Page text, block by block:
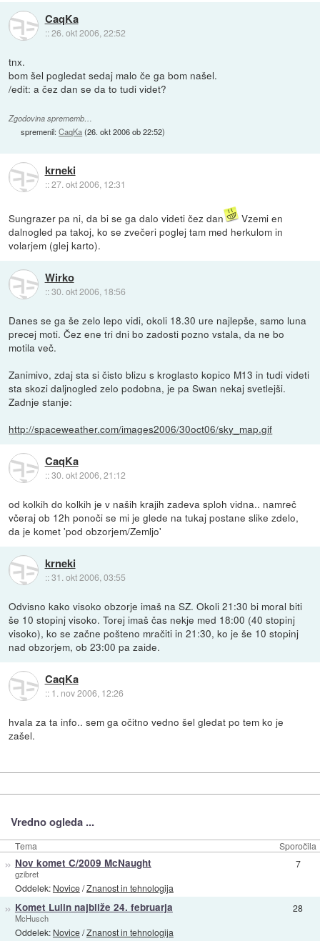
CaqKa
::26. okt 2006, 22:52
tnx.
bom šel pogledat sedaj malo če ga bom našel.
/edit: a čez dan se da to tudi videt?
Zgodovina sprememb…
spremenil:CaqKa(26. okt 2006 ob 22:52)
krneki
::27. okt 2006, 12:31
Sungrazer pa ni, da bi se ga dalo videti čez dan
Vzemi en
dalnogled pa takoj, ko se zvečeri poglej tam med herkulom in
volarjem (glej karto).
Wirko
::30. okt 2006, 18:56
Danes se ga še zelo lepo vidi, okoli 18.30 ure najlepše, samo luna
precej moti. Čez ene tri dni bo zadosti pozno vstala, da ne bo
motila več.
Zanimivo, zdaj sta si čisto blizu s kroglasto kopico M13 in tudi videti
sta skozi daljnogled zelo podobna, je pa Swan nekaj svetlejši.
Zadnje stanje:
http://spaceweather.com/images2006/30oct06/sky_map.gif
CaqKa
::30. okt 2006, 21:12
od kolkih do kolkih je v naših krajih zadeva sploh vidna.. namreč
včeraj ob 12h ponoči se mi je glede na tukaj postane slike zdelo,
da je komet 'pod obzorjem/Zemljo'
krneki
::31. okt 2006, 03:55
Odvisno kako visoko obzorje imaš na SZ. Okoli 21:30 bi moral biti
še 10 stopinj visoko. Torej imaš čas nekje med 18:00 (40 stopinj
visoko), ko se začne pošteno mračiti in 21:30, ko je še 10 stopinj
nad obzorjem, ob 23:00 pa zaide.
CaqKa
:: 1. nov 2006, 12:26
hvala za ta info.. sem ga očitno vedno šel gledat po tem ko je
zašel.
Vredno ogleda ...
Tema Sporočila
» Nov komet C/2009 McNaught
gzibret
Oddelek: Novice/Znanost in tehnologija
7
» Komet Lulin najbliže 24. februarja
McHusch
Oddelek: Novice/Znanost in tehnologija
28